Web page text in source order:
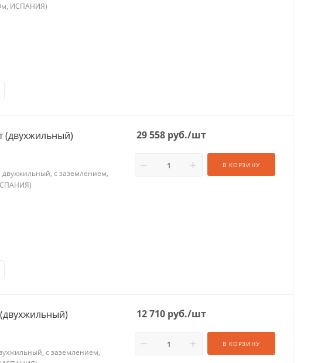
ИСПАНИЯ)
(двухжильный)
двухжильный, с заземлением,
29 558 руб./шт
В КОРЗИНУ
18 480 Вт (двухжильный)
с заземлением,
12 710 руб./шт
В КОРЗИНУ